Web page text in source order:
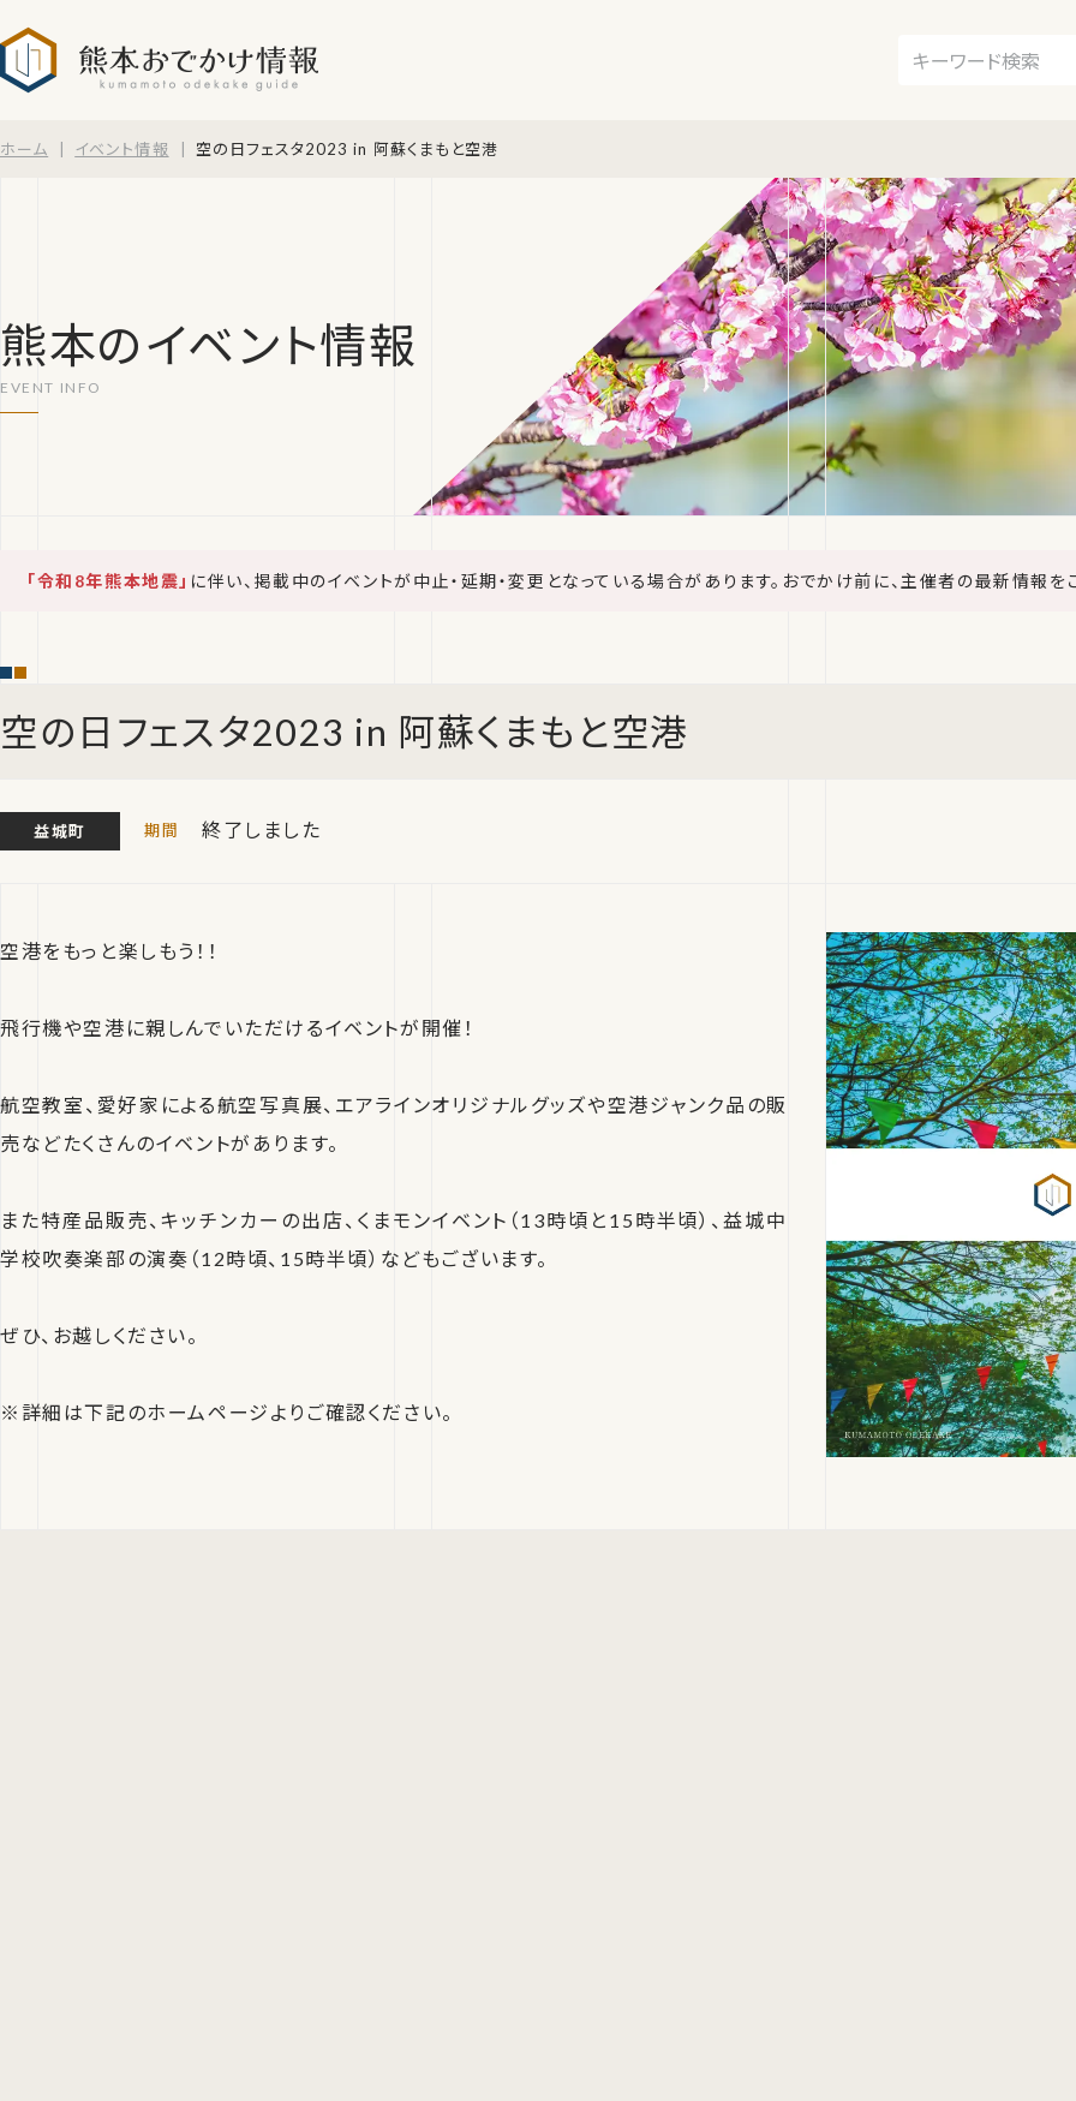
ホーム イベント情報 空の日フェスタ2023 in 阿蘇くまもと空港
熊本のイベント情報
「令和8年熊本地震」 に伴い、掲載中のイベントが中止・延期・変更となっている場合があります。おでかけ前に、主催者の最新情報を
空の日フェスタ2023 in 阿蘇くまもと空港
益城町 終了しました
空港をもっと楽しもう！！
飛行機や空港に親しんでいただけるイベントが開催！
航空教室、愛好家による航空写真展、エアラインオリジナルグッズや空港ジャンク品の販
売などたくさんのイベントがあります。
また特産品販売、キッチンカーの出店、くまモンイベント（13時頃と15時半頃）、益城中
学校吹奏楽部の演奏（12時頃、15時半頃）などもございます。
ぜひ、お越しください。
※詳細は下記のホームページよりご確認ください。